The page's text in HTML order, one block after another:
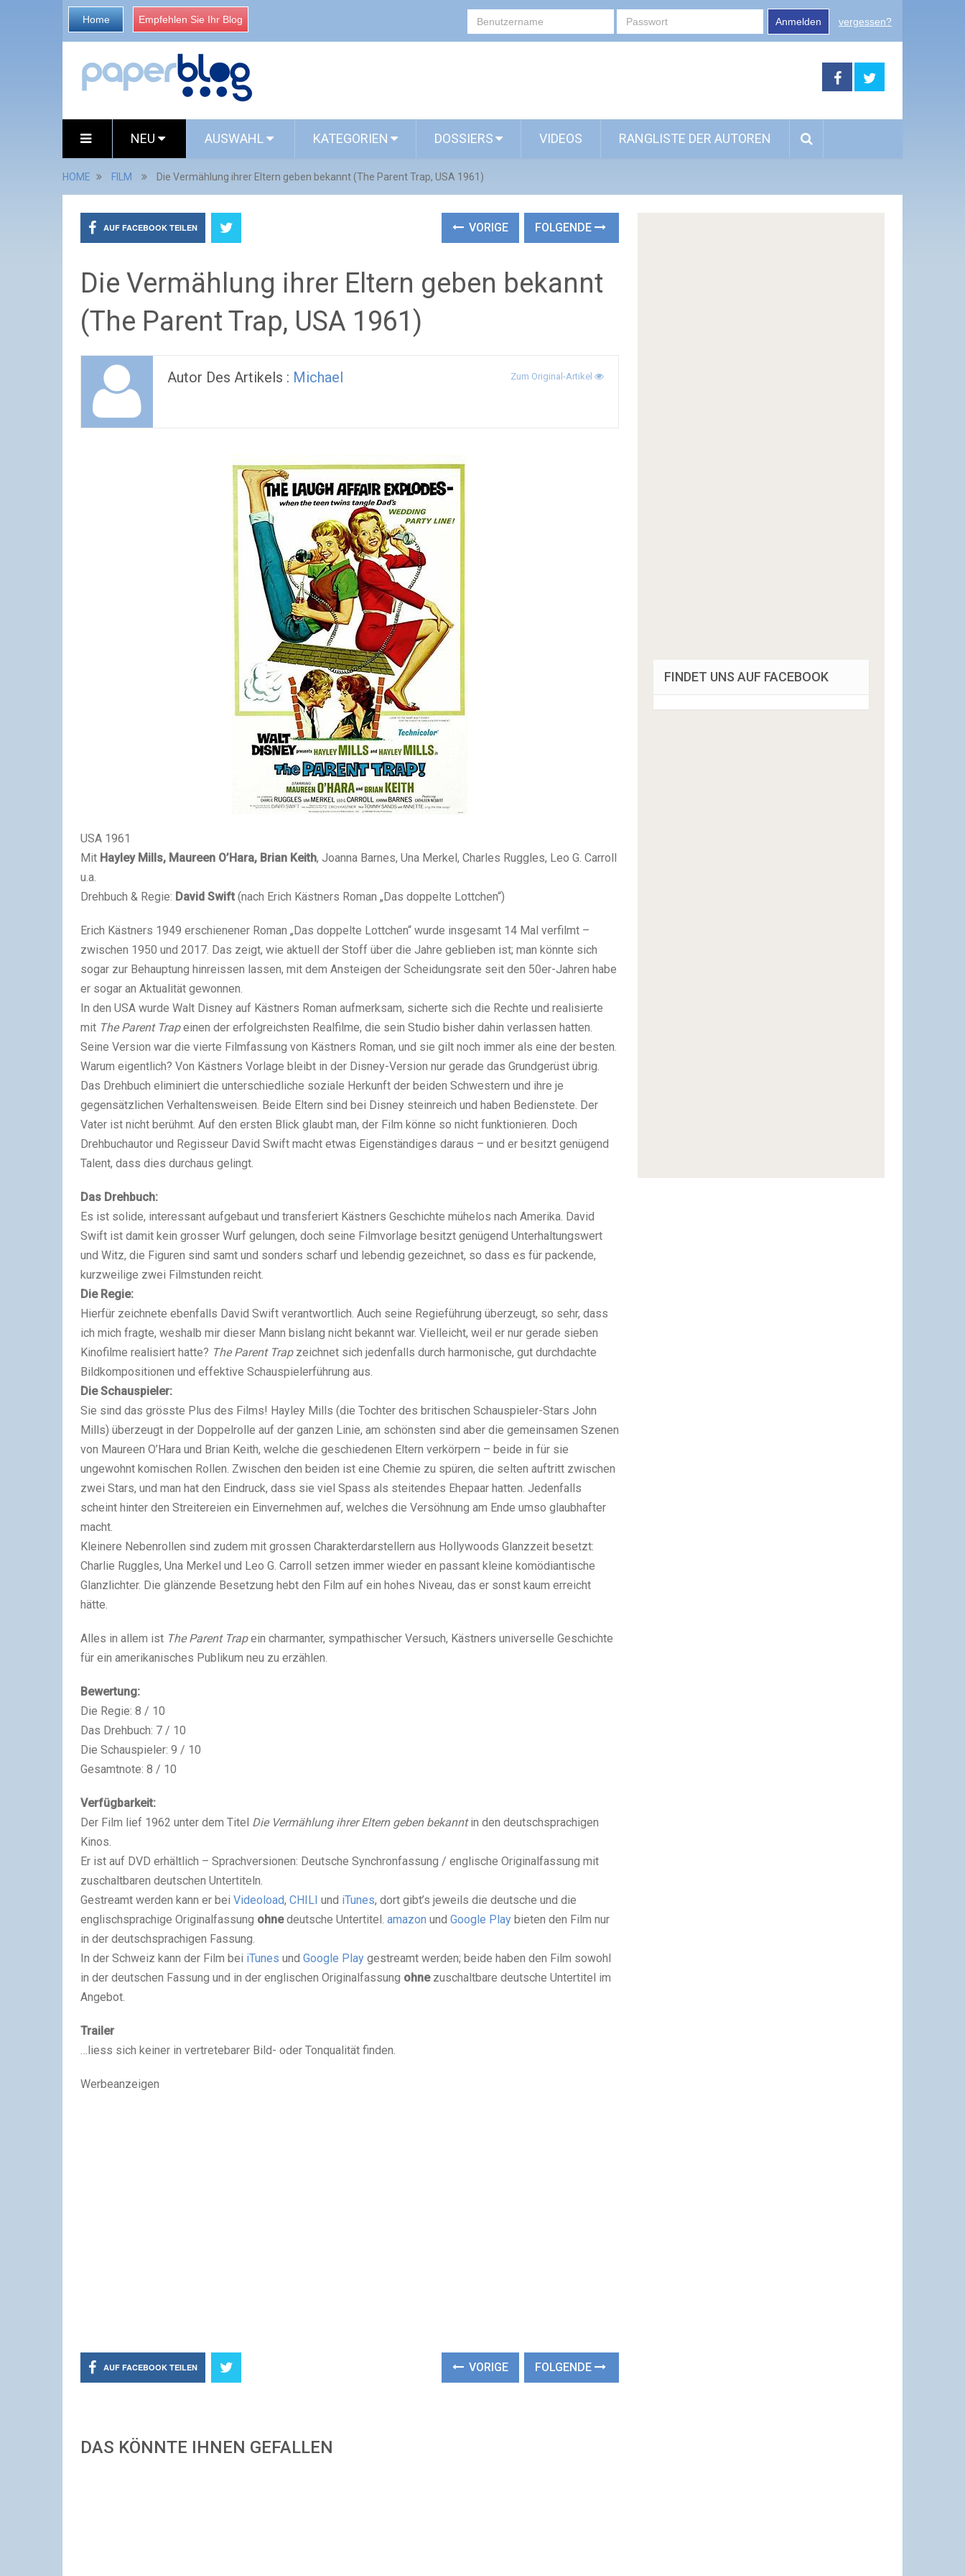
Home Empfehlen Sie Ihr Blog Anmelden vergessen?
NEU AUSWAHL KATEGORIEN DOSSIERS VIDEOS RANGLISTE DER AUTOREN
HOME FILM Die Vermählung ihrer Eltern geben bekannt (The Parent Trap, USA 1961)
AUF FACEBOOK TEILEN VORIGE FOLGENDE
Die Vermählung ihrer Eltern geben bekannt
(The Parent Trap, USA 1961)
Autor Des Artikels : Michael Zum Original-Artikel
USA 1961
Mit Hayley Mills, Maureen O’Hara, Brian Keith, Joanna Barnes, Una Merkel, Charles Ruggles, Leo G. Carroll
u.a.
Drehbuch & Regie: David Swift (nach Erich Kästners Roman „Das doppelte Lottchen“)
Erich Kästners 1949 erschienener Roman „Das doppelte Lottchen“ wurde insgesamt 14 Mal verfilmt –
zwischen 1950 und 2017. Das zeigt, wie aktuell der Stoff über die Jahre geblieben ist; man könnte sich
sogar zur Behauptung hinreissen lassen, mit dem Ansteigen der Scheidungsrate seit den 50er-Jahren habe
er sogar an Aktualität gewonnen.
In den USA wurde Walt Disney auf Kästners Roman aufmerksam, sicherte sich die Rechte und realisierte
mit The Parent Trapeinen der erfolgreichsten Realfilme, die sein Studio bisher dahin verlassen hatten.
Seine Version war die vierte Filmfassung von Kästners Roman, und sie gilt noch immer als eine der besten.
Warum eigentlich? Von Kästners Vorlage bleibt in der Disney-Version nur gerade das Grundgerüst übrig.
Das Drehbuch eliminiert die unterschiedliche soziale Herkunft der beiden Schwestern und ihre je
gegensätzlichen Verhaltensweisen. Beide Eltern sind bei Disney steinreich und haben Bedienstete. Der
Vater ist nicht berühmt. Auf den ersten Blick glaubt man, der Film könne so nicht funktionieren. Doch
Drehbuchautor und Regisseur David Swift macht etwas Eigenständiges daraus – und er besitzt genügend
Talent, dass dies durchaus gelingt.
Das Drehbuch:
Es ist solide, interessant aufgebaut und transferiert Kästners Geschichte mühelos nach Amerika. David
Swift ist damit kein grosser Wurf gelungen, doch seine Filmvorlage besitzt genügend Unterhaltungswert
und Witz, die Figuren sind samt und sonders scharf und lebendig gezeichnet, so dass es für packende,
kurzweilige zwei Filmstunden reicht.
Die Regie:
Hierfür zeichnete ebenfalls David Swift verantwortlich. Auch seine Regieführung überzeugt, so sehr, dass
ich mich fragte, weshalb mir dieser Mann bislang nicht bekannt war. Vielleicht, weil er nur gerade sieben
Kinofilme realisiert hatte? The Parent Trapzeichnet sich jedenfalls durch harmonische, gut durchdachte
Bildkompositionen und effektive Schauspielerführung aus.
Die Schauspieler:
Sie sind das grösste Plus des Films! Hayley Mills (die Tochter des britischen Schauspieler-Stars John
Mills) überzeugt in der Doppelrolle auf der ganzen Linie, am schönsten sind aber die gemeinsamen Szenen
von Maureen O’Hara und Brian Keith, welche die geschiedenen Eltern verkörpern – beide in für sie
ungewohnt komischen Rollen. Zwischen den beiden ist eine Chemie zu spüren, die selten auftritt zwischen
zwei Stars, und man hat den Eindruck, dass sie viel Spass als steitendes Ehepaar hatten. Jedenfalls
scheint hinter den Streitereien ein Einvernehmen auf, welches die Versöhnung am Ende umso glaubhafter
macht.
Kleinere Nebenrollen sind zudem mit grossen Charakterdarstellern aus Hollywoods Glanzzeit besetzt:
Charlie Ruggles, Una Merkel und Leo G. Carroll setzen immer wieder en passant kleine komödiantische
Glanzlichter. Die glänzende Besetzung hebt den Film auf ein hohes Niveau, das er sonst kaum erreicht
hätte.
Alles in allem ist The Parent Trapein charmanter, sympathischer Versuch, Kästners universelle Geschichte
für ein amerikanisches Publikum neu zu erzählen.
Bewertung:
Die Regie: 8 / 10
Das Drehbuch: 7 / 10
Die Schauspieler: 9 / 10
Gesamtnote: 8 / 10
Verfügbarkeit:
Der Film lief 1962 unter dem Titel Die Vermählung ihrer Eltern geben bekanntin den deutschsprachigen
Kinos.
Er ist auf DVD erhältlich – Sprachversionen: Deutsche Synchronfassung / englische Originalfassung mit
zuschaltbaren deutschen Untertiteln.
Gestreamt werden kann er bei Videoload, CHILI und iTunes, dort gibt’s jeweils die deutsche und die
englischsprachige Originalfassung ohnedeutsche Untertitel. amazon und Google Play bieten den Film nur
in der deutschsprachigen Fassung.
In der Schweiz kann der Film bei iTunes und Google Play gestreamt werden; beide haben den Film sowohl
in der deutschen Fassung und in der englischen Originalfassung ohnezuschaltbare deutsche Untertitel im
Angebot.
Trailer
…liess sich keiner in vertretebarer Bild- oder Tonqualität finden.
Werbeanzeigen
AUF FACEBOOK TEILEN VORIGE FOLGENDE
DAS KÖNNTE IHNEN GEFALLEN
FINDET UNS AUF FACEBOOK